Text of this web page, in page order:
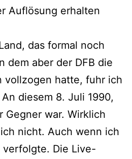
Auflösung erhalten
das formal noch
dem aber der DFB die
vollzogen hatte, fuhr ich
diesem 8. Juli 1990,
Gegner war. Wirklich
nicht. Auch wenn ich
verfolgte. Die Live-